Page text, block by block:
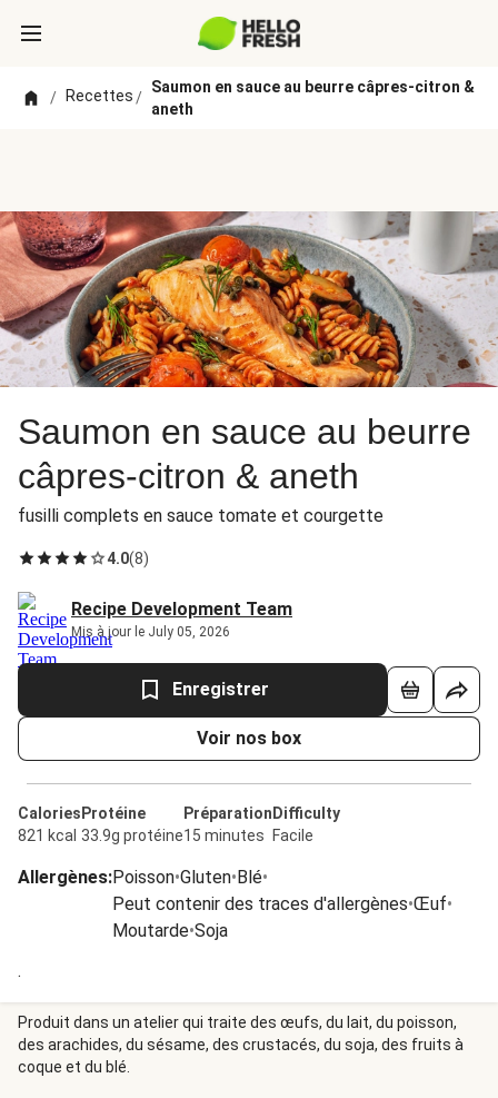
/ Recettes/
Saumon en sauce au beurre câpres-citron &
aneth
Saumon en sauce au beurre
câpres-citron & aneth
fusilli complets en sauce tomate et courgette
4.0(8)
Recipe Development Team
Mis à jour le July 05, 2026
Enregistrer
Voir nos box
Calories
821 kcal
Protéine
33.9g protéine
Préparation
15 minutes
Difficulty
Facile
Allergènes:Poisson•Gluten•Blé•
Peut contenir des traces d'allergènes•Œuf•
Moutarde•Soja
.
Produit dans un atelier qui traite des œufs, du lait, du poisson,
des arachides, du sésame, des crustacés, du soja, des fruits à
coque et du blé.